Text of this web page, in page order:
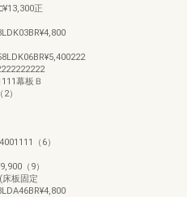
正
幕板Ｂ
）
（6）
（9）
板固定